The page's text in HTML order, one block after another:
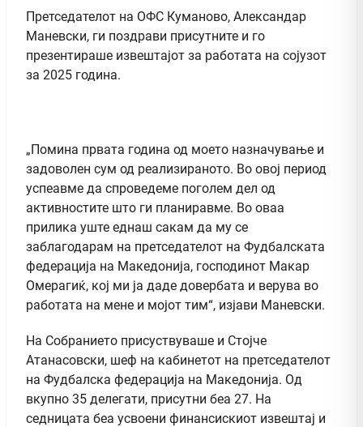
Претседателот на ОФС Куманово, Александар
Маневски, ги поздрави присутните и го
презентираше извештајот за работата на сојузот
за 2025 година.
„Помина првата година од моето назначување и
задоволен сум од реализираното. Во овој период
успеавме да спроведеме поголем дел од
активностите што ги планиравме. Во оваа
прилика уште еднаш сакам да му се
заблагодарам на претседателот на Фудбалската
федерација на Македонија, господинот Макар
Омерагиќ, кој ми ја даде довербата и верува во
работата на мене и мојот тим“, изјави Маневски.
На Собранието присуствуваше и Стојче
Атанасовски, шеф на кабинетот на претседателот
на Фудбалска федерација на Македонија. Од
вкупно 35 делегати, присутни беа 27. На
седницата беа усвоени финансискиот извештај и